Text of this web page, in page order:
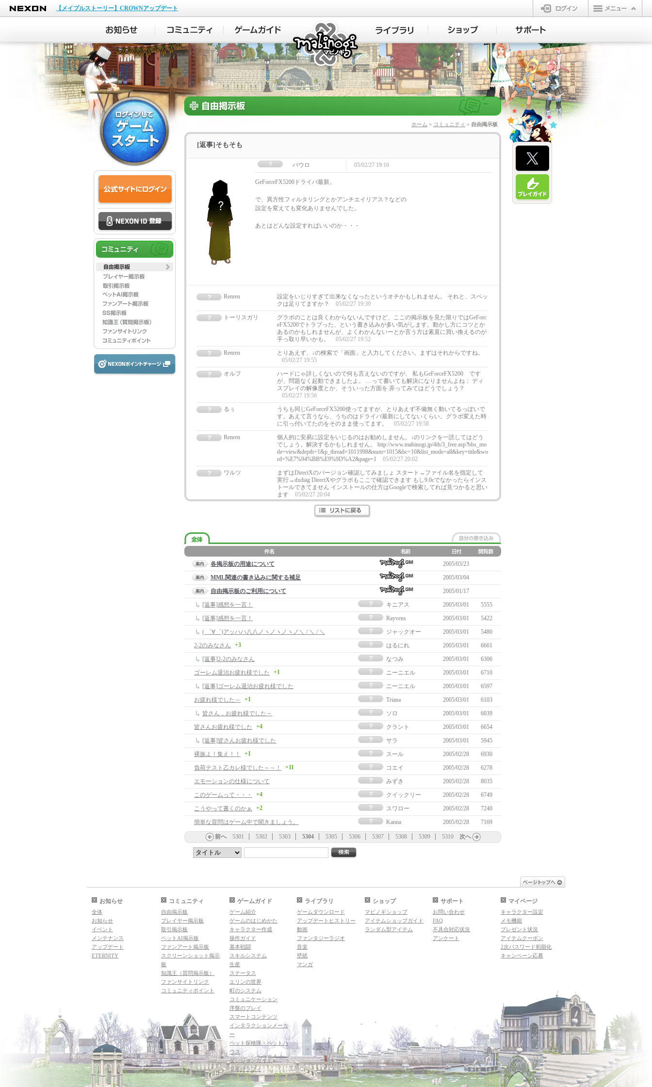
NEXON
【メイプルストーリー】CROWNアップデート
ログイン
マビノギ
ホーム > コミュニティ > 自由掲示板
[返事]そもそも
パウロ 05/02/27 19:16
GeForceFX5200ドライバ最新。
で、異方性フィルタリングとかアンチエイリアス？などの
設定を変えても変化ありませんでした。
あとはどんな設定すればいいのか・・・
Renren
設定をいじりすぎて出来なくなったというオチかもしれません。 それと、スペッ
クは足りてますか？
05/02/27 19:39
トーリスガリ
グラボのことは良くわからないんですけど、ここの掲示板を見た限りではGeForc
eFX5200でトラブった、という書き込みが多い気がします。動かし方にコツとか
あるのかもしれませんが、よくわかんないーとか言う方は素直に買い換えるのが
手っ取り早いかも。
05/02/27 19:52
Renren
とりあえず、↓の検索で「画面」と入力してください。まずはそれからですね。
05/02/27 19:55
オルフ
ハードにゃ詳しくないので何も言えないのですが、 私もGeForceFX5200 です
が、問題なく起動できましたよ。 …って書いても解決になりませんよね； ディ
スプレイの解像度とか、そういった方面を 弄ってみてはどうでしょう？
05/02/27 19:56
るぅ
うちも同じGeForceFX5200使ってますが、とりあえず不備無く動いてるっぽいで
す。あえて言うなら、うちのはドライバ最新にしてないくらい。グラボ変えた時
に引っ付いてたのをそのまま使ってます。
05/02/27 19:58
Renren
個人的に安易に設定をいじるのはお勧めしません。↓のリンクを一読してはどう
でしょう。解決するかもしれません。 http://www.mabinogi.jp/4th/3_free.asp?bbs_mo
de=view&depth=1&p_thread=1011998&num=1015&bc=10&list_mode=all&key=title&wo
rd=%E7%94%BB%E9%9D%A2&page=1
05/02/27 20:02
ワルツ
まずはDirectXのバージョン確認してみましょ スタート→ファイル名を指定して
実行→dxdiag DirectXやグラボもここで確認できます もし9.0cでなかったらインス
トールできてません インストールの仕方はGoogleで検索してれば見つかると思い
ます
05/02/27 20:04
各掲示板の用途について
2005/03/23
MML関連の書き込みに関する補足
2005/03/04
自由掲示板のご利用について
2005/01/17
[返事]感想を一言！
キニアス 2005/03/01
5555
[返事]感想を一言！
Rayvens 2005/03/01
5422
( ゜∀゜)アッハハ八八ノヽノヽノヽノ＼ / ＼ / ＼
ジャックオー 2005/03/01
5480
2-2のみなさん
+3 はるにれ 2005/03/01
6661
[返事]2-2のみなさん
なつみ 2005/03/01
6306
ゴーレム退治お疲れ様でした
+1 ニーニエル 2005/03/01
6710
[返事]ゴーレム退治お疲れ様でした
ニーニエル 2005/03/01
6597
お疲れ様でした～
+1 Triana 2005/03/01
6103
皆さん，お疲れ様でした～
ソロ 2005/03/01
6039
皆さんお疲れ様でした
+4 クラント 2005/03/01
6654
[返事]皆さんお疲れ様でした
サラ 2005/03/01
5945
裸族よ！集え！！
+1 スール 2005/02/28
6930
負荷テスト乙カレ様でした～～！
+11 コエイ 2005/02/28
6278
エモーションの仕様について
みずき 2005/02/28
8035
このゲームって・・・
+4 クイックリー 2005/02/28
6749
こうやって書くのかぁ
+2 スワロー 2005/02/28
7240
簡単な質問はゲーム中で聞きましょう。
Kanna 2005/02/28 7169
前へ 5301 5302 5303 5304 5305 5306 5307 5308 5309 5310 次へ
お知らせ
全体
お知らせ
イベント
メンテナンス
アップデート
ETERNITY
コミュニティ
自由掲示板
プレイヤー掲示板
取引掲示板
ペットAI掲示板
ファンアート掲示板
スクリーンショット掲示
板
知識王（質問掲示板）
ファンサイトリンク
コミュニティポイント
ゲームガイド
ゲーム紹介
ゲームのはじめかた
キャラクター作成
操作ガイド
基本戦闘
スキルシステム
生産
ステータス
エリンの世界
町のシステム
コミュニケーション
序盤のプレイ
スマートコンテンツ
インタラクションメーカ
ー
ペット探検隊・ペットハ
ウス
ダンジョンガイド
マギグラフィ
ライブラリ
ゲームダウンロード
アップデートヒストリー
動画
ファンタジーラジオ
音楽
壁紙
マンガ
ショップ
マビノギショップ
アイテムショップガイド
ランダム型アイテム
サポート
お問い合わせ
FAQ
不具合対応状況
アンケート
マイページ
キャラクター設定
メモ機能
プレゼント状況
アイテムクーポン
2次パスワード初期化
キャンペーン応募